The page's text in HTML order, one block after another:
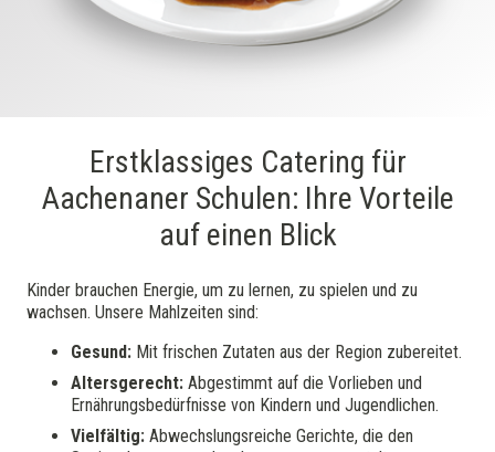
Erstklassiges Catering für
Aachenaner Schulen: Ihre Vorteile
auf einen Blick
Kinder brauchen Energie, um zu lernen, zu spielen und zu
wachsen. Unsere Mahlzeiten sind:
Gesund: Mit frischen Zutaten aus der Region zubereitet.
Altersgerecht: Abgestimmt auf die Vorlieben und
Ernährungsbedürfnisse von Kindern und Jugendlichen.
Vielfältig: Abwechslungsreiche Gerichte, die den